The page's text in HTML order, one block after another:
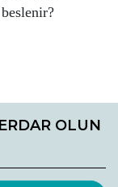
formunu
OLUN